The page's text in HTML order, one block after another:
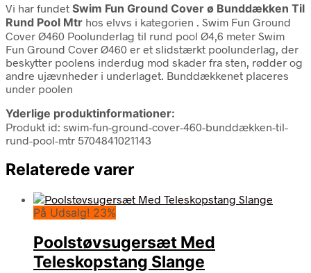
Vi har fundet Swim Fun Ground Cover ø Bunddækken Til
Rund Pool Mtr hos elvvs i kategorien . Swim Fun Ground
Cover Ø460 Poolunderlag til rund pool Ø4,6 meter Swim
Fun Ground Cover Ø460 er et slidstærkt poolunderlag, der
beskytter poolens inderdug mod skader fra sten, rødder og
andre ujævnheder i underlaget. Bunddækkenet placeres
under poolen
Yderlige produktinformationer:
Produkt id: swim-fun-ground-cover-460-bunddækken-til-
rund-pool-mtr 5704841021143
Relaterede varer
På Udsalg! 23%
Poolstøvsugersæt Med
Teleskopstang Slange